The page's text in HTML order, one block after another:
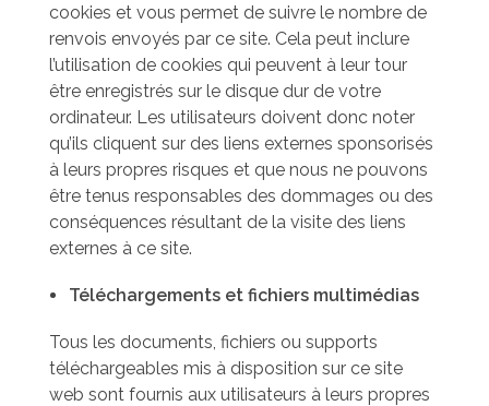
cookies et vous permet de suivre le nombre de
renvois envoyés par ce site. Cela peut inclure
l’utilisation de cookies qui peuvent à leur tour
être enregistrés sur le disque dur de votre
ordinateur. Les utilisateurs doivent donc noter
qu’ils cliquent sur des liens externes sponsorisés
à leurs propres risques et que nous ne pouvons
être tenus responsables des dommages ou des
conséquences résultant de la visite des liens
externes à ce site.
Téléchargements et fichiers multimédias
Tous les documents, fichiers ou supports
téléchargeables mis à disposition sur ce site
web sont fournis aux utilisateurs à leurs propres